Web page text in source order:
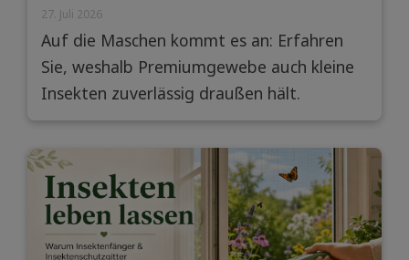
wie Premiumgewebe den Unterschied
machen
27. Juli 2026
Auf die Maschen kommt es an: Erfahren
Sie, weshalb Premiumgewebe auch kleine
Insekten zuverlässig draußen hält.